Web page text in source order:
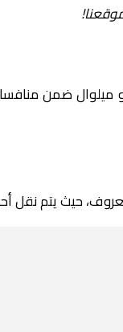
حيث يتم نقل